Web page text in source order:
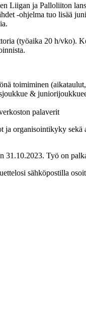
Liigan ja Palloliiton
-ohjelma tuo lisää
(työaika 20 h/vko).
toimiminen
&
palaverit
ja organisointikyky
31.10.2023. Työ on
sähköpostilla